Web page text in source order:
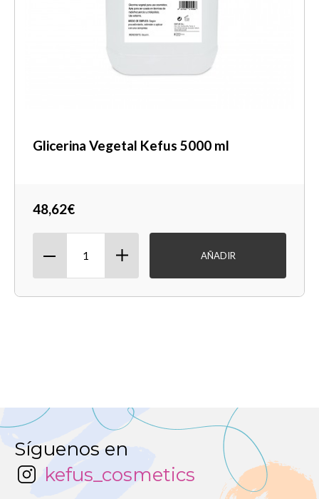
Glicerina Vegetal Kefus 5000 ml
48,62€
AÑADIR
Síguenos en
kefus_cosmetics